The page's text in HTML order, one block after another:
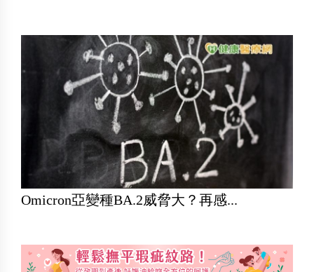
Omicron亞變種BA.2威脅大？再感...